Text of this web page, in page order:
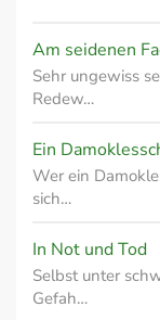
Am seidenen
Sehr ungewiss
Redew…
Ein
Wer ein
sich…
In Not und Tod
Selbst unter
Gefah…